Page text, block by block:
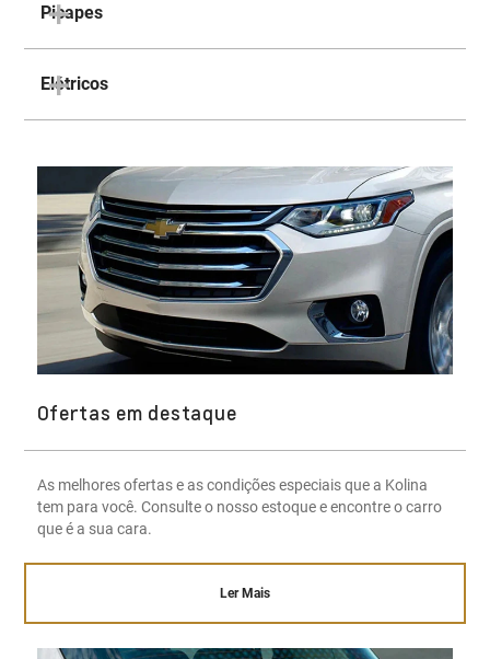
Picapes
Elétricos
Ofertas em destaque
As melhores ofertas e as condições especiais que a Kolina
tem para você. Consulte o nosso estoque e encontre o carro
que é a sua cara.
Ler Mais